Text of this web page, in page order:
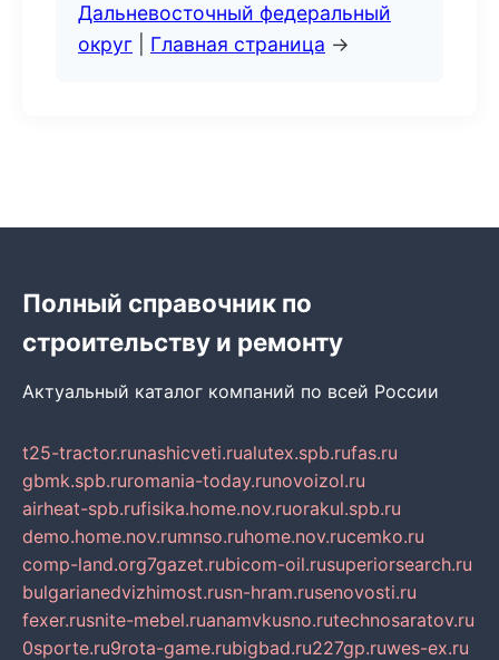
Дальневосточный федеральный
округ
Главная страница →
Полный справочник по
строительству и ремонту
Актуальный каталог компаний по всей России
t25-tractor.runashicveti.rualutex.spb.rufas.ru
gbmk.spb.ruromania-today.runovoizol.ru
airheat-spb.rufisika.home.nov.ruorakul.spb.ru
demo.home.nov.rumnso.ruhome.nov.rucemko.ru
comp-land.org7gazet.rubicom-oil.rusuperiorsearch.ru
bulgarianedvizhimost.rusn-hram.rusenovosti.ru
fexer.rusnite-mebel.ruanamvkusno.rutechnosaratov.ru
0sporte.ru9rota-game.rubigbad.ru227gp.ruwes-ex.ru